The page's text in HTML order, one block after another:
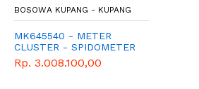
BOSOWA KUPANG - KUPANG
MK645540 - METER
CLUSTER - SPIDOMETER
TURBO
Rp. 3.008.100,00